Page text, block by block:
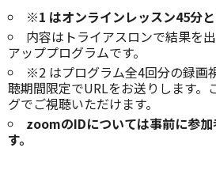
※1 はオンラインレッスン45分と
内容はトライアスロンで結果を
アッププログラムです。
※2 はプログラム全4回分の録画
聴期間限定でURLをお送りします。
グでご視聴いただけます。
zoomのIDについては事前に参
す。